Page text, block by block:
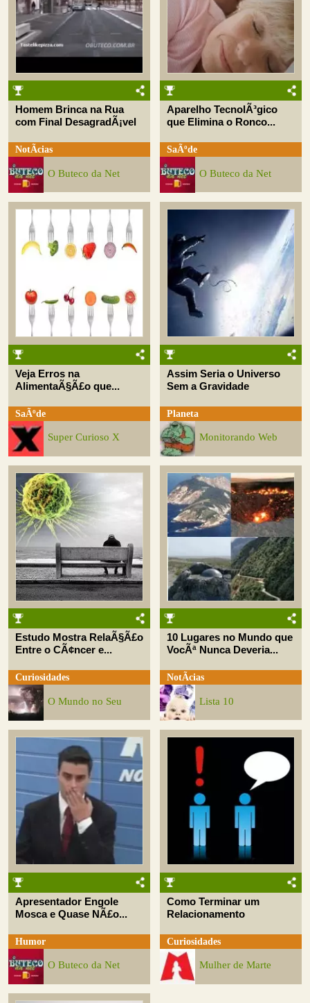
Homem Brinca na Rua
com Final DesagradÃ¡vel
NotÃ­cias
O Buteco da Net
Aparelho TecnolÃ³gico
que Elimina o Ronco...
SaÃºde
O Buteco da Net
Veja Erros na
AlimentaÃ§Ã£o que...
SaÃºde
Super Curioso X
Assim Seria o Universo
Sem a Gravidade
Planeta
Monitorando Web
Estudo Mostra RelaÃ§Ã£o
Entre o CÃ¢ncer e...
Curiosidades
O Mundo no Seu
10 Lugares no Mundo que
VocÃª Nunca Deveria...
NotÃ­cias
Lista 10
Apresentador Engole
Mosca e Quase NÃ£o...
Humor
O Buteco da Net
Como Terminar um
Relacionamento
Curiosidades
Mulher de Marte